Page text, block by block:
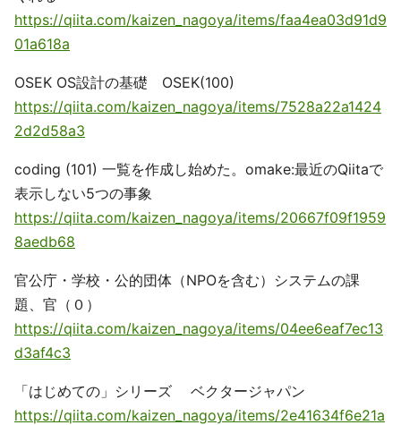
https://qiita.com/kaizen_nagoya/items/faa4ea03d91d9
01a618a
OSEK OS設計の基礎 OSEK(100)
https://qiita.com/kaizen_nagoya/items/7528a22a1424
2d2d58a3
coding (101) 一覧を作成し始めた。omake:最近のQiitaで
表示しない5つの事象
https://qiita.com/kaizen_nagoya/items/20667f09f1959
8aedb68
官公庁・学校・公的団体（NPOを含む）システムの課
題、官（０）
https://qiita.com/kaizen_nagoya/items/04ee6eaf7ec13
d3af4c3
「はじめての」シリーズ ベクタージャパン
https://qiita.com/kaizen_nagoya/items/2e41634f6e21a